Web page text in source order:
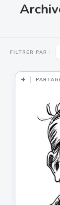
FILTRER PAR :